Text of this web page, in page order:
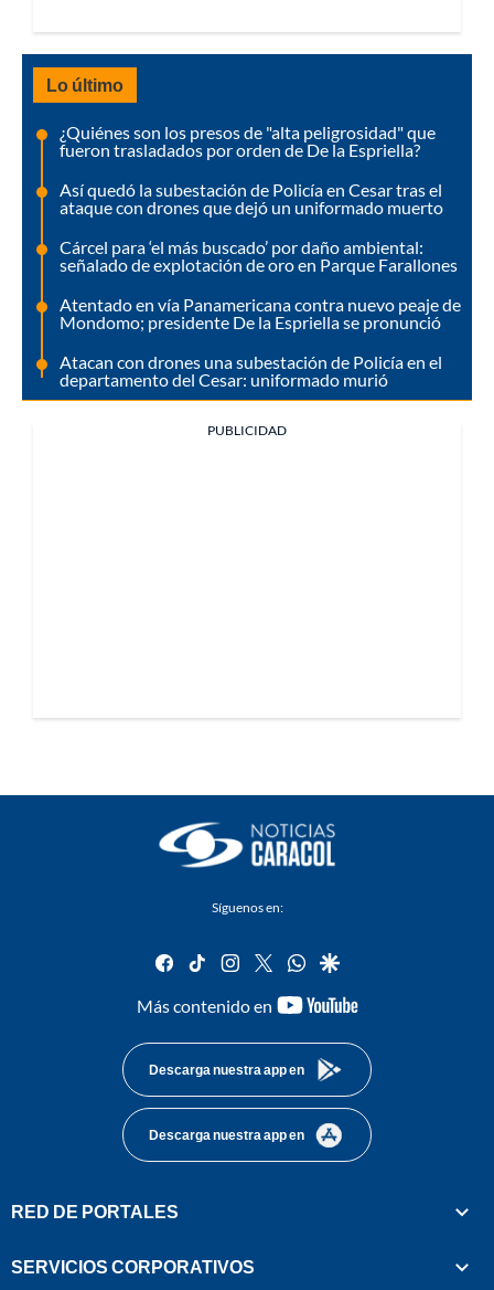
Lo último
¿Quiénes son los presos de "alta peligrosidad" que
fueron trasladados por orden de De la Espriella?
Así quedó la subestación de Policía en Cesar tras el
ataque con drones que dejó un uniformado muerto
Cárcel para ‘el más buscado’ por daño ambiental:
señalado de explotación de oro en Parque Farallones
Atentado en vía Panamericana contra nuevo peaje de
Mondomo; presidente De la Espriella se pronunció
Atacan con drones una subestación de Policía en el
departamento del Cesar: uniformado murió
PUBLICIDAD
Síguenos en:
facebook
tiktok instagram
twitterwhatsapp
google
Más contenido en
youtube-
Descarga nuestra app en
Descarga nuestra app en
RED DE PORTALES
SERVICIOS CORPORATIVOS